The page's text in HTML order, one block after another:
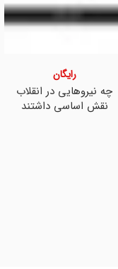
چه نیروهایی در انقلاب
نقش اساسی داشتند
رایگان